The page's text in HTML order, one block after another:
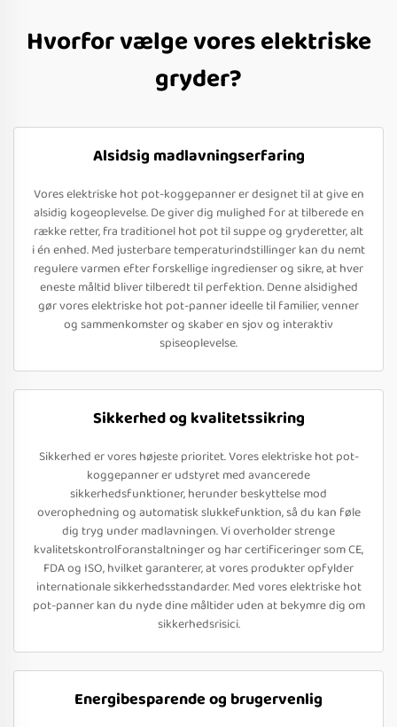
Hvorfor vælge vores elektriske
gryder?
Alsidsig madlavningserfaring
Vores elektriske hot pot-koggepanner er designet til at give en
alsidig kogeoplevelse. De giver dig mulighed for at tilberede en
række retter, fra traditionel hot pot til suppe og gryderetter, alt
i én enhed. Med justerbare temperaturindstillinger kan du nemt
regulere varmen efter forskellige ingredienser og sikre, at hver
eneste måltid bliver tilberedt til perfektion. Denne alsidighed
gør vores elektriske hot pot-panner ideelle til familier, venner
og sammenkomster og skaber en sjov og interaktiv
spiseoplevelse.
Sikkerhed og kvalitetssikring
Sikkerhed er vores højeste prioritet. Vores elektriske hot pot-
koggepanner er udstyret med avancerede
sikkerhedsfunktioner, herunder beskyttelse mod
overophedning og automatisk slukkefunktion, så du kan føle
dig tryg under madlavningen. Vi overholder strenge
kvalitetskontrolforanstaltninger og har certificeringer som CE,
FDA og ISO, hvilket garanterer, at vores produkter opfylder
internationale sikkerhedsstandarder. Med vores elektriske hot
pot-panner kan du nyde dine måltider uden at bekymre dig om
sikkerhedsrisici.
Energibesparende og brugervenlig